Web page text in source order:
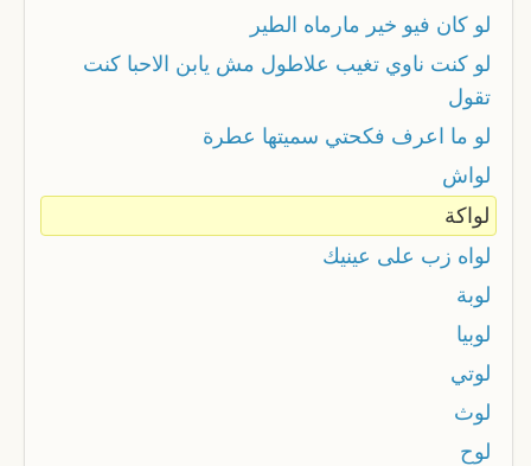
لو كان فيو خير مارماه الطير
لو كنت ناوي تغيب علاطول مش يابن الاحبا كنت
تقول
لو ما اعرف فكحتي سميتها عطرة
لواش
لواكة
لواه زب على عينيك
لوبة
لوبيا
لوتي
لوث
لوح